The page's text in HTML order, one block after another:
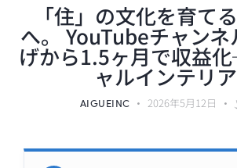
「住」の文化を育て
へ。 YouTubeチャン
げから1.5ヶ月で収益
ャルインテリ
AIGUEINC 2026年5月12日